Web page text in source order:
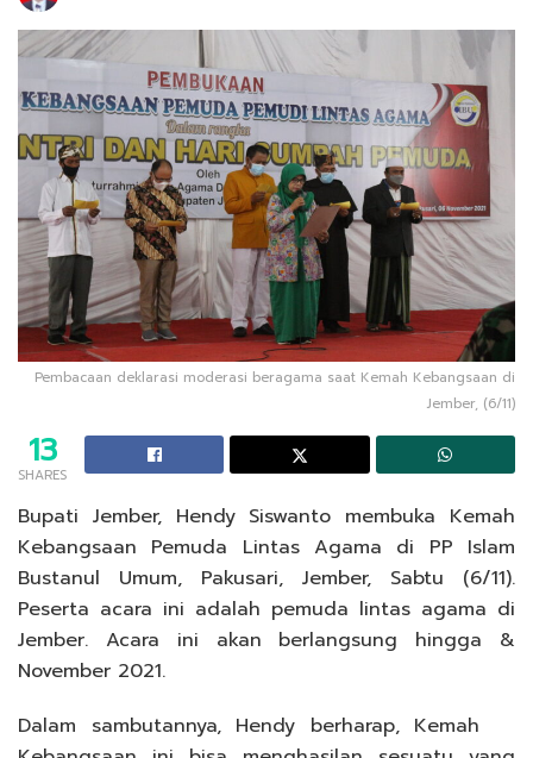
Pembacaan deklarasi moderasi beragama saat Kemah Kebangsaan di
Jember, (6/11)
13
SHARES
Bupati Jember, Hendy Siswanto membuka Kemah
Kebangsaan Pemuda Lintas Agama di PP Islam
Bustanul Umum, Pakusari, Jember, Sabtu (6/11).
Peserta acara ini adalah pemuda lintas agama di
Jember. Acara ini akan berlangsung hingga &
November 2021.
Dalam sambutannya, Hendy berharap, Kemah